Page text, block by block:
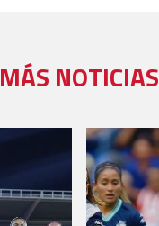
MÁS NOTICIAS